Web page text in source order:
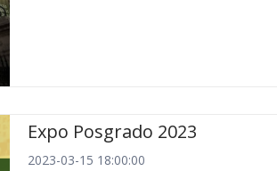
Expo Posgrado 2023
2023-03-15 18:00:00